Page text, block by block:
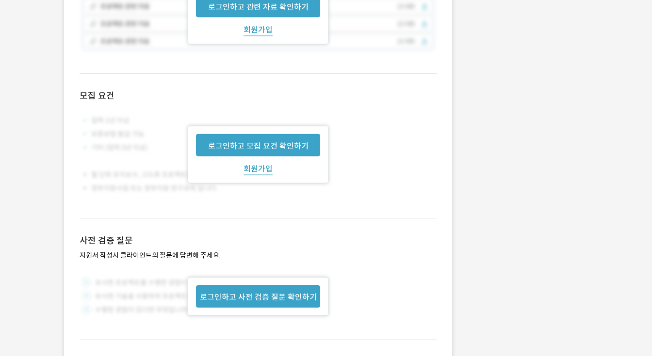
로그인하고 관련 자료 확인하기
회원가입
모집 요건
로그인하고 모집 요건 확인하기
회원가입
사전 검증 질문
지원서 작성시 클라이언트의 질문에 답변해 주세요.
로그인하고 사전 검증 질문 확인하기